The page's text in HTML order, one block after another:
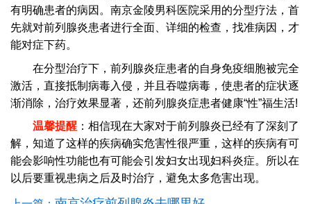
有明确患者的病因。南京金陵男科医院采用的分型疗法，首
先就对前列腺炎患者进行全面、详细的检查，找准病因，才
能对症下药。
在分型治疗下，前列腺炎症患者的自身免疫细胞被完全
激活，直接抵制病毒入侵，并且吞噬病毒，使患者的症状逐
渐消除，治疗效果显著，还前列腺炎症患者健康“性”福生活!
温馨提醒 ：相信现在大家对于前列腺炎已经有了深刻了
解，知道了这样的疾病确实危害性很严重，这样的疾病有可
能会影响性功能也有可能会引发妇女出现妇科炎症。所以在
以后要重视患病之后及时治疗，避免太多危害出现。